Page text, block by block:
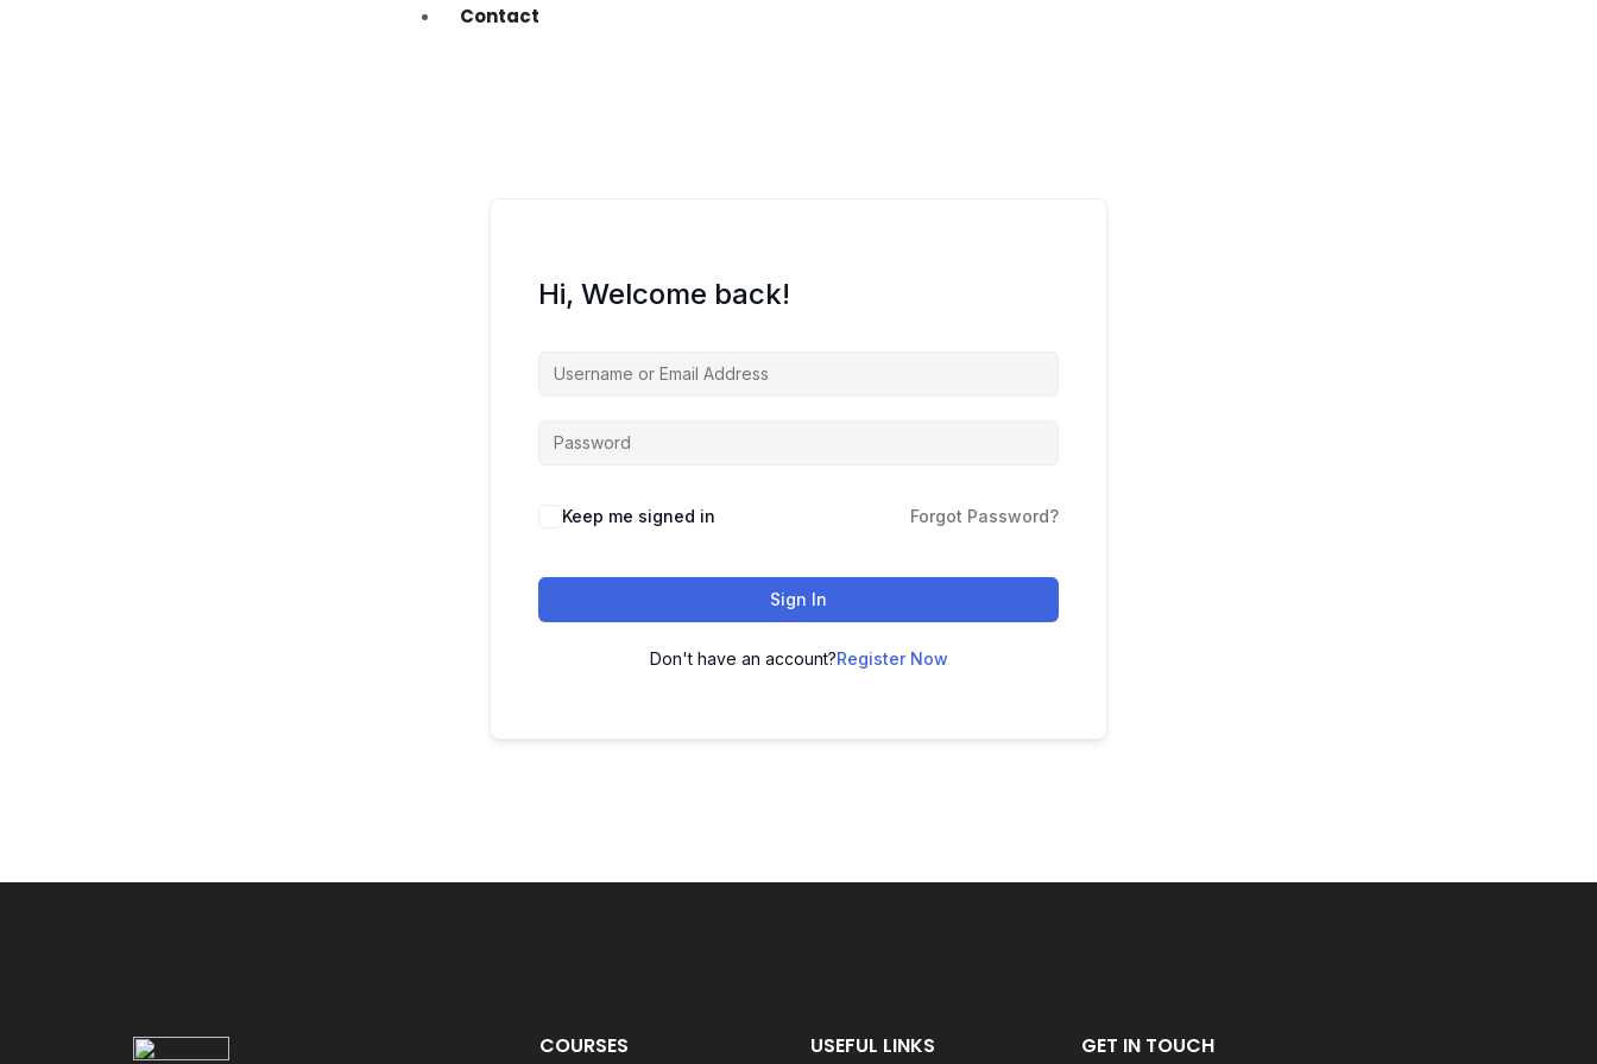
Contact
Hi, Welcome back!
Keep me signed in Forgot Password?
Sign In
Don't have an account?Register Now
COURSES USEFUL LINKS GET IN TOUCH